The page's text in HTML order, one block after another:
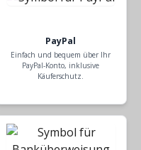
PayPal
Einfach und bequem über Ihr
PayPal-Konto, inklusive
Käuferschutz.